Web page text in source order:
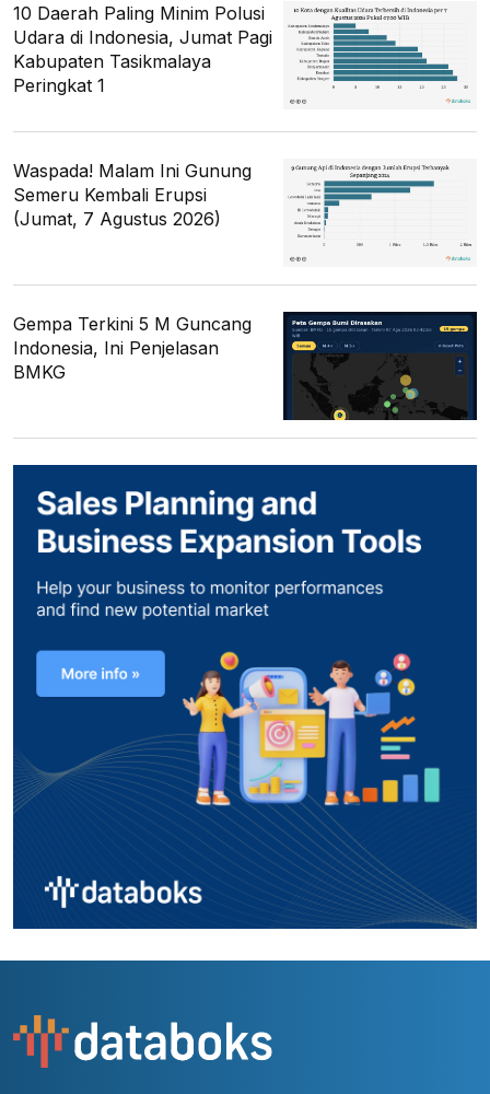
10 Daerah Paling Minim Polusi
Udara di Indonesia, Jumat Pagi
Kabupaten Tasikmalaya
Peringkat 1
Waspada! Malam Ini Gunung
Semeru Kembali Erupsi
(Jumat, 7 Agustus 2026)
Gempa Terkini 5 M Guncang
Indonesia, Ini Penjelasan
BMKG